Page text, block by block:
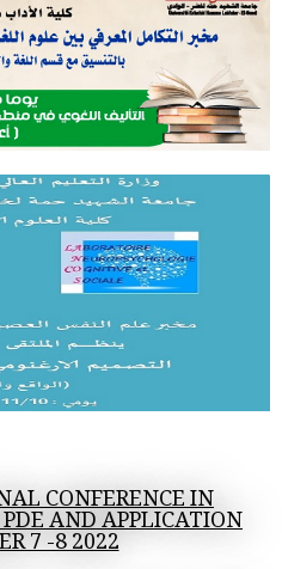
CONFERENCE IN
AND APPLICATION
7 -8 2022